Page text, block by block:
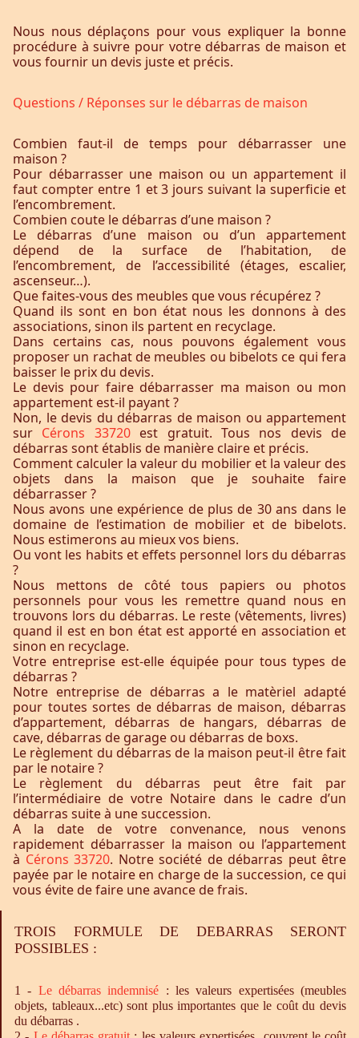
Nous nous déplaçons pour vous expliquer la bonne
procédure à suivre pour votre débarras de maison et
vous fournir un devis juste et précis.
Questions / Réponses sur le débarras de maison
Combien faut-il de temps pour débarrasser une
maison ?
Pour débarrasser une maison ou un appartement il
faut compter entre 1 et 3 jours suivant la superficie et
l’encombrement.
Combien coute le débarras d’une maison ?
Le débarras d’une maison ou d’un appartement
dépend de la surface de l’habitation, de
l’encombrement, de l’accessibilité (étages, escalier,
ascenseur…).
Que faites-vous des meubles que vous récupérez ?
Quand ils sont en bon état nous les donnons à des
associations, sinon ils partent en recyclage.
Dans certains cas, nous pouvons également vous
proposer un rachat de meubles ou bibelots ce qui fera
baisser le prix du devis.
Le devis pour faire débarrasser ma maison ou mon
appartement est-il payant ?
Non, le devis du débarras de maison ou appartement
sur Cérons 33720 est gratuit. Tous nos devis de
débarras sont établis de manière claire et précis.
Comment calculer la valeur du mobilier et la valeur des
objets dans la maison que je souhaite faire
débarrasser ?
Nous avons une expérience de plus de 30 ans dans le
domaine de l’estimation de mobilier et de bibelots.
Nous estimerons au mieux vos biens.
Ou vont les habits et effets personnel lors du débarras
?
Nous mettons de côté tous papiers ou photos
personnels pour vous les remettre quand nous en
trouvons lors du débarras. Le reste (vêtements, livres)
quand il est en bon état est apporté en association et
sinon en recyclage.
Votre entreprise est-elle équipée pour tous types de
débarras ?
Notre entreprise de débarras a le matèriel adapté
pour toutes sortes de débarras de maison, débarras
d’appartement, débarras de hangars, débarras de
cave, débarras de garage ou débarras de boxs.
Le règlement du débarras de la maison peut-il être fait
par le notaire ?
Le règlement du débarras peut être fait par
l’intermédiaire de votre Notaire dans le cadre d’un
débarras suite à une succession.
A la date de votre convenance, nous venons
rapidement débarrasser la maison ou l’appartement
à Cérons 33720. Notre société de débarras peut être
payée par le notaire en charge de la succession, ce qui
vous évite de faire une avance de frais.
TROIS FORMULE DE DEBARRAS SERONT
POSSIBLES :
1 - Ledébarras indemnisé : les valeurs expertisées (meubles
objets, tableaux...etc) sont plus importantes que le coût du devis
du débarras .